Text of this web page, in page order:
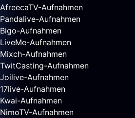
AfreecaTV-Aufnahmen
Pandalive-Aufnahmen
Bigo-Aufnahmen
LiveMe-Aufnahmen
Mixch-Aufnahmen
TwitCasting-Aufnahmen
Joilive-Aufnahmen
17live-Aufnahmen
Kwai-Aufnahmen
NimoTV-Aufnahmen